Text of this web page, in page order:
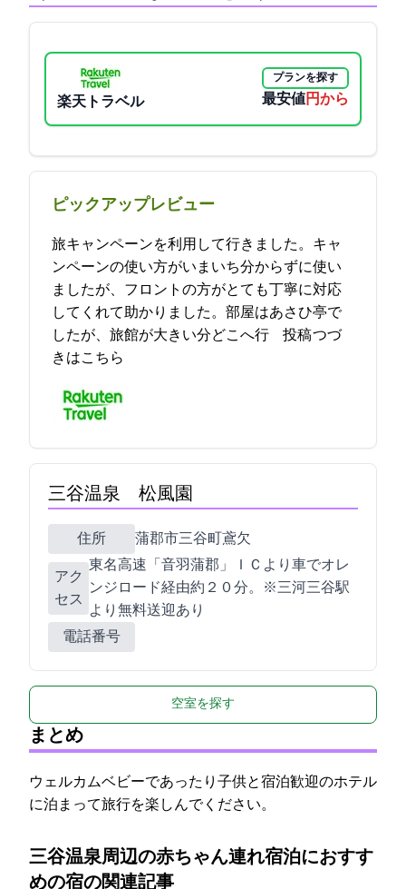
楽天トラベル
プランを探す
最安値5500円から
ピックアップレビュー
e旅キャンペーンを利用して行きました。キャ
ンペーンの使い方がいまいち分からずに使い
ましたが、フロントの方がとても丁寧に対応
してくれて助かりました。部屋はあさひ亭で
したが、旅館が大きい分どこへ行… 2021-12-15 16:30:03投稿つづ
きはこちら
三谷温泉 松風園
住所 蒲郡市三谷町鳶欠14-4
アク
セス
東名高速「音羽蒲郡」ＩＣより車でオレ
ンジロード経由約２０分。※JR三河三谷駅
より無料送迎あり
電話番号
空室を探す
まとめ
ウェルカムベビーであったり子供と宿泊歓迎のホテル
に泊まって旅行を楽しんでください。
三谷温泉周辺の赤ちゃん連れ宿泊におすす
めの宿の関連記事